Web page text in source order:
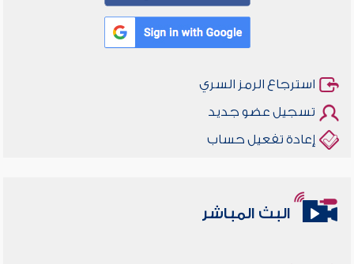
استرجاع الرمز السري
تسجيل عضو جديد
إعادة تفعيل حساب
البث المباشر